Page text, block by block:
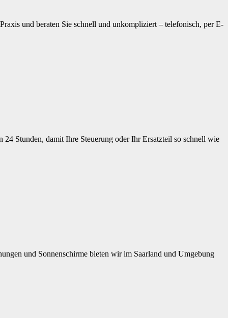
und beraten Sie schnell und unkompliziert – telefonisch, per E-
Stunden, damit Ihre Steuerung oder Ihr Ersatzteil so schnell wie
und Sonnenschirme bieten wir im Saarland und Umgebung